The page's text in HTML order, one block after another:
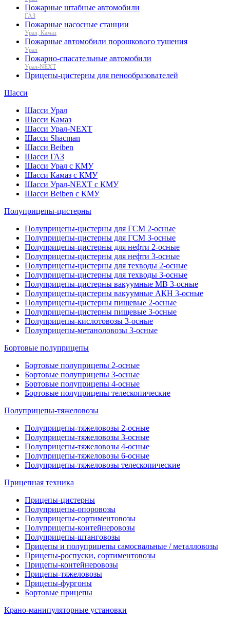
Пожарные штабные автомобили
ГАЗ
Пожарные насосные станции
Урал, Камаз
Пожарные автомобили порошкового тушения
Урал
Пожарно-спасательные автомобили
Урал-NEXT
Прицепы-цистерны для пенообразователей
Шасси
Шасси Урал
Шасси Камаз
Шасси Урал-NEXT
Шасси Shacman
Шасси Beiben
Шасси ГАЗ
Шасси Урал с КМУ
Шасси Камаз с КМУ
Шасси Урал-NEXT с КМУ
Шасси Beiben с КМУ
Полуприцепы-цистерны
Полуприцепы-цистерны для ГСМ 2-осные
Полуприцепы-цистерны для ГСМ 3-осные
Полуприцепы-цистерны для нефти 2-осные
Полуприцепы-цистерны для нефти 3-осные
Полуприцепы-цистерны для техводы 2-осные
Полуприцепы-цистерны для техводы 3-осные
Полуприцепы-цистерны вакуумные МВ 3-осные
Полуприцепы-цистерны вакуумные АКН 3-осные
Полуприцепы-цистерны пищевые 2-осные
Полуприцепы-цистерны пищевые 3-осные
Полуприцепы-кислотовозы 3-осные
Полуприцепы-метаноловозы 3-осные
Бортовые полуприцепы
Бортовые полуприцепы 2-осные
Бортовые полуприцепы 3-осные
Бортовые полуприцепы 4-осные
Бортовые полуприцепы телескопические
Полуприцепы-тяжеловозы
Полуприцепы-тяжеловозы 2-осные
Полуприцепы-тяжеловозы 3-осные
Полуприцепы-тяжеловозы 4-осные
Полуприцепы-тяжеловозы 6-осные
Полуприцепы-тяжеловозы телескопические
Прицепная техника
Прицепы-цистерны
Полуприцепы-опоровозы
Полуприцепы-сортиментовозы
Полуприцепы-контейнеровозы
Полуприцепы-штанговозы
Прицепы и полуприцепы самосвальные / металловозы
Прицепы-роспуски, сортиментовозы
Прицепы-контейнеровозы
Прицепы-тяжеловозы
Прицепы-фургоны
Бортовые прицепы
Крано-манипуляторные установки